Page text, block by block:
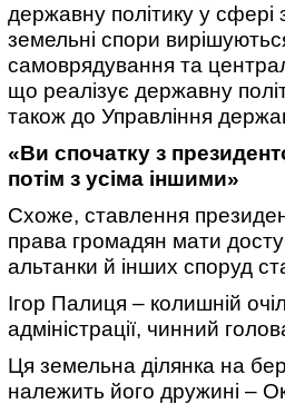
державну політику у
земельні спори
самоврядування та
що реалізує державну
також до Управління
«Ви спочатку з
потім з усіма іншими»
Схоже, ставлення
права громадян мати
альтанки й інших споруд
Ігор Палиця – колишній
адміністрації, чинний
Ця земельна ділянка на
належить його дружині –